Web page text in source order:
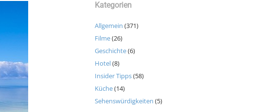
Kategorien
Allgemein (371)
Filme(26)
Geschichte(6)
Hotel(8)
Insider Tipps(58)
Küche(14)
Sehenswürdigkeiten (5)